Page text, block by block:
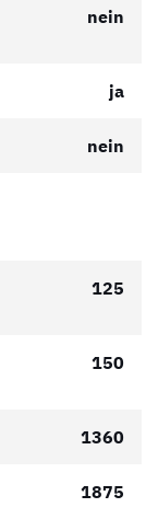
nein
ja
nein
125
150
1360
1875